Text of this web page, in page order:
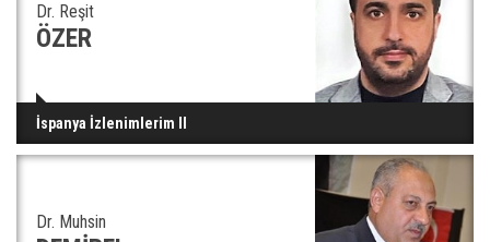
Dr. Reşit
ÖZER
İspanya İzlenimlerim II
Dr. Muhsin